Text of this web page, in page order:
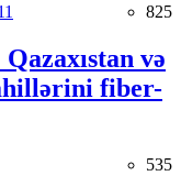
825
və
fiber-
535